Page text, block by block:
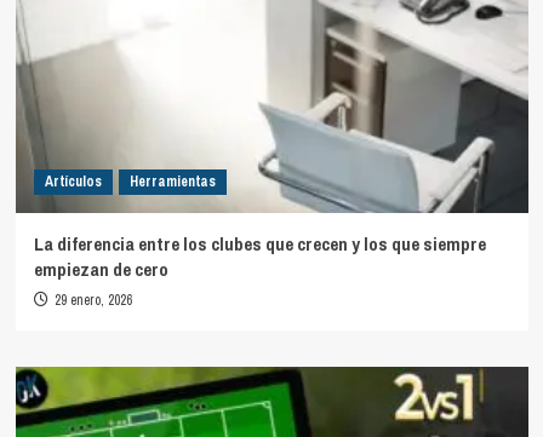
Artículos Herramientas
La diferencia entre los clubes que crecen y los que siempre
empiezan de cero
29 enero, 2026